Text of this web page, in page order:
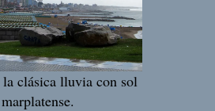
la clásica lluvia con sol
marplatense.